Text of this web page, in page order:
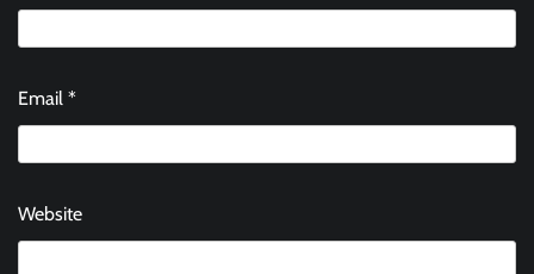
Email *
Website